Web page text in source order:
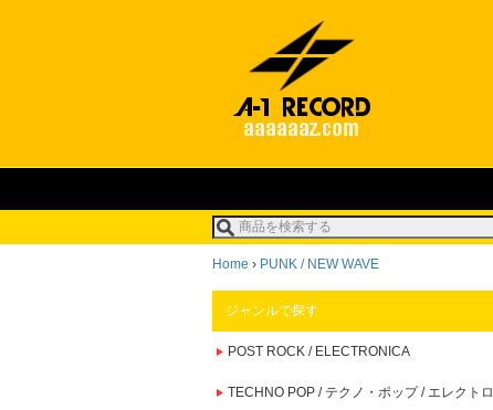
Home › PUNK / NEW WAVE
ジャンルで探す
POST ROCK / ELECTRONICA
TECHNO POP / テクノ・ポップ / エレクトロ